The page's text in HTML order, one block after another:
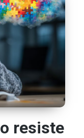
resiste